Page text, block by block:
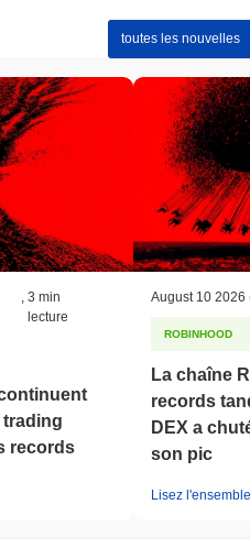
toutes les nouvelles
3 min
lecture
trading
records
August 10 2026
ROBINHOOD
La chaîne
records
DEX a
son pic
Lisez